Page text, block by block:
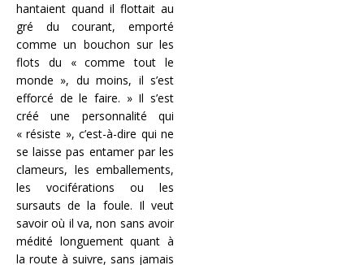
hantaient quand il flottait au
gré du courant, emporté
comme un bouchon sur les
flots du « comme tout le
monde », du moins, il s’est
efforcé de le faire. » Il s’est
créé une personnalité qui
« résiste », c’est-à-dire qui ne
se laisse pas entamer par les
clameurs, les emballements,
les vociférations ou les
sursauts de la foule. Il veut
savoir où il va, non sans avoir
médité longuement quant à
la route à suivre, sans jamais